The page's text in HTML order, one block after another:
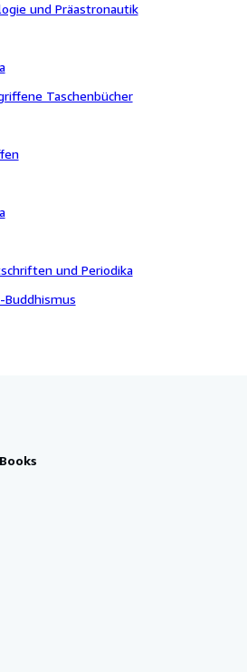
und Präastronautik
Taschenbücher
und Periodika
Buddhismus